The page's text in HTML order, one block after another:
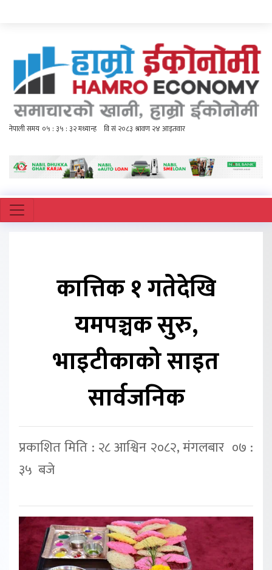
कात्तिक १ गतेदेखि
यमपञ्चक सुरु,
भाइटीकाको साइत
सार्वजनिक
प्रकाशित मिति : २८ आश्विन २०८२, मंगलबार ०७ :
३५ बजे